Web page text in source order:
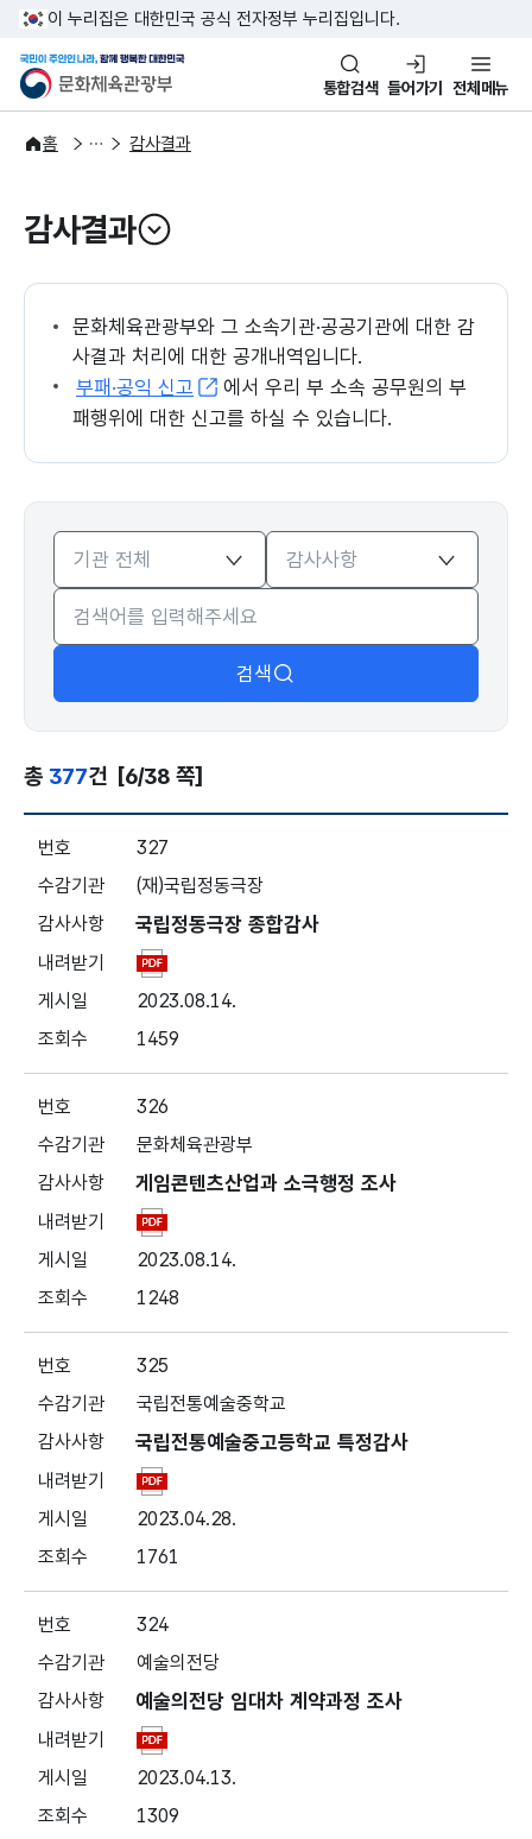
본문 바로가기
주메뉴 바로가기
이 누리집은 대한민국 공식 전자정부 누리집입니다.
문화체육관광부
국민이 주인인 나라, 함께 행복
통합검색 들어가기 전체메뉴
홈
정보공개
감사·청렴자료 감사결과
감사결과
열기
문화체육관광부와 그 소속기관·공공기관에 대한 감
사결과 처리에 대한 공개내역입니다.
부패·공익 신고
에서 우리 부 소속 공무원의 부
패행위에 대한 신고를 하실 수 있습니다.
검색
총 377건 [6/38 쪽]
327
(재)국립정동극장
국립정동극장 종합감사
2023.08.14.
1459
326
문화체육관광부
게임콘텐츠산업과 소극행정 조사
2023.08.14.
1248
325
국립전통예술중학교
국립전통예술중고등학교 특정감사
2023.04.28.
1761
324
예술의전당
예술의전당 임대차 계약과정 조사
2023.04.13.
1309